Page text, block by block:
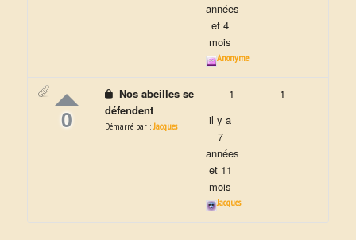
années
et 4
mois
Anonyme
0
Nos abeilles se
défendent
Démarré par :Jacques
1
1
il y a
7
années
et 11
mois
Jacques